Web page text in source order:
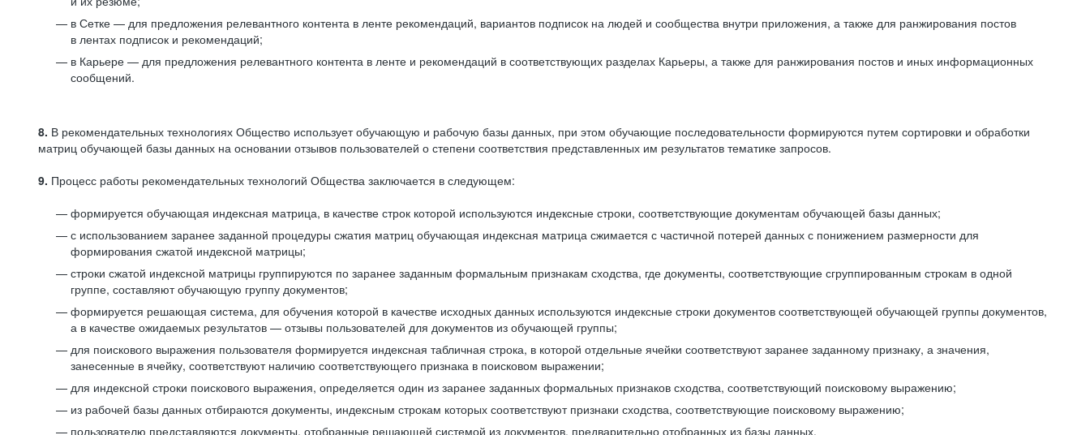
в Сетке — для предложения релевантного контента в ленте рекомендаций, вариантов подписок на людей и сообщества внутри приложения, а также для ранжирования постов
в лентах подписок и рекомендаций;
в Карьере — для предложения релевантного контента в ленте и рекомендаций в соответствующих разделах Карьеры, а также для ранжирования постов и иных информационных
сообщений.
8. В рекомендательных технологиях Общество использует обучающую и рабочую базы данных, при этом обучающие последовательности формируются путем сортировки и обработки
матриц обучающей базы данных на основании отзывов пользователей о степени соответствия представленных им результатов тематике запросов.
9. Процесс работы рекомендательных технологий Общества заключается в следующем:
формируется обучающая индексная матрица, в качестве строк которой используются индексные строки, соответствующие документам обучающей базы данных;
с использованием заранее заданной процедуры сжатия матриц обучающая индексная матрица сжимается с частичной потерей данных с понижением размерности для
формирования сжатой индексной матрицы;
строки сжатой индексной матрицы группируются по заранее заданным формальным признакам сходства, где документы, соответствующие сгруппированным строкам в одной
группе, составляют обучающую группу документов;
формируется решающая система, для обучения которой в качестве исходных данных используются индексные строки документов соответствующей обучающей группы документов,
а в качестве ожидаемых результатов — отзывы пользователей для документов из обучающей группы;
для поискового выражения пользователя формируется индексная табличная строка, в которой отдельные ячейки соответствуют заранее заданному признаку, а значения,
занесенные в ячейку, соответствуют наличию соответствующего признака в поисковом выражении;
для индексной строки поискового выражения, определяется один из заранее заданных формальных признаков сходства, соответствующий поисковому выражению;
из рабочей базы данных отбираются документы, индексным строкам которых соответствуют признаки сходства, соответствующие поисковому выражению;
пользователю представляются документы, отобранные решающей системой из документов, предварительно отобранных из базы данных.